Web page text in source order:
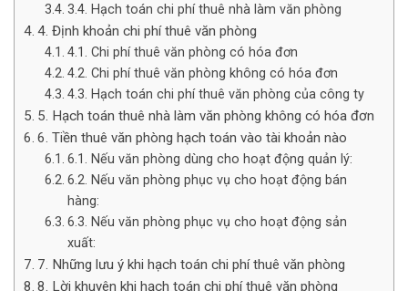
3.4. Hạch toán chi phí thuê nhà làm văn phòng
4. Định khoản chi phí thuê văn phòng
4.1. Chi phí thuê văn phòng có hóa đơn
4.2. Chi phí thuê văn phòng không có hóa đơn
4.3. Hạch toán chi phí thuê văn phòng của công ty
5. Hạch toán thuê nhà làm văn phòng không có hóa đơn
6. Tiền thuê văn phòng hạch toán vào tài khoản nào
6.1. Nếu văn phòng dùng cho hoạt động quản lý:
6.2. Nếu văn phòng phục vụ cho hoạt động bán
hàng:
6.3. Nếu văn phòng phục vụ cho hoạt động sản
xuất:
7. Những lưu ý khi hạch toán chi phí thuê văn phòng
8. Lời khuyên khi hạch toán chi phí thuê văn phòng